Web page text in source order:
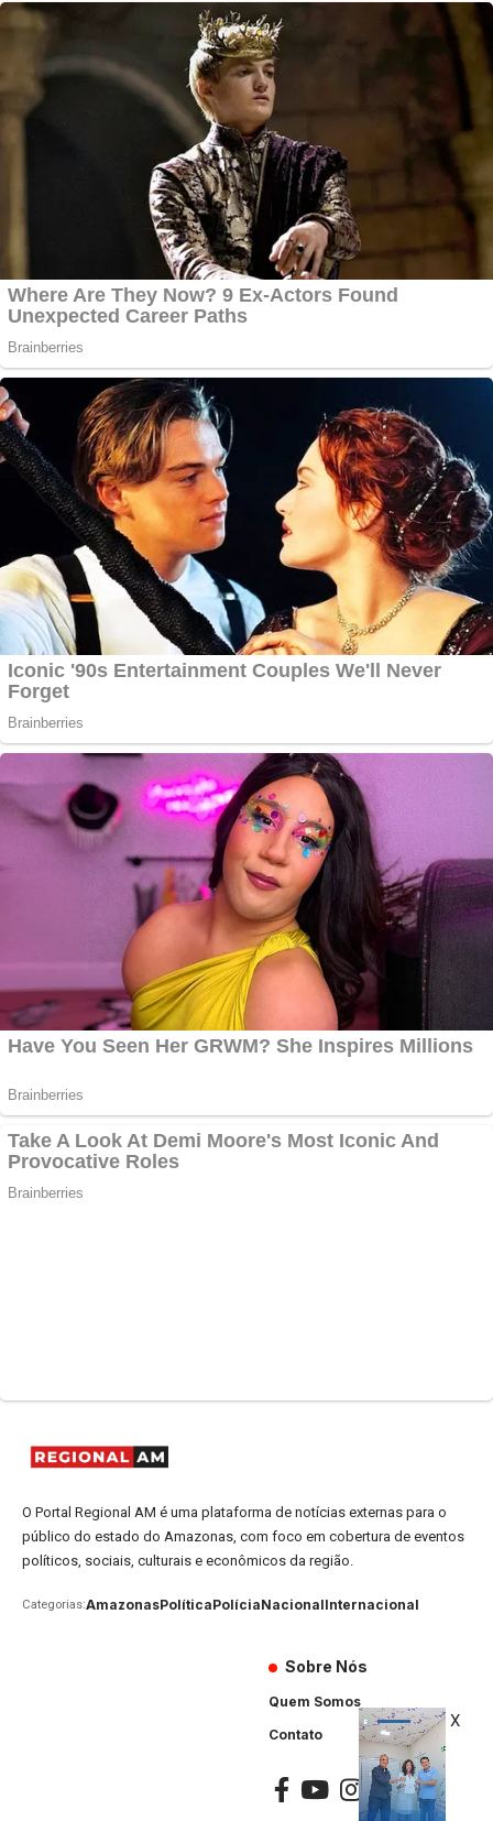
O Portal Regional AM é uma plataforma de notícias externas para o
público do estado do Amazonas, com foco em cobertura de eventos
políticos, sociais, culturais e econômicos da região.
Categorias:AmazonasPolíticaPolíciaNacionalInternacional
Sobre Nós
Quem Somos
Contato
X